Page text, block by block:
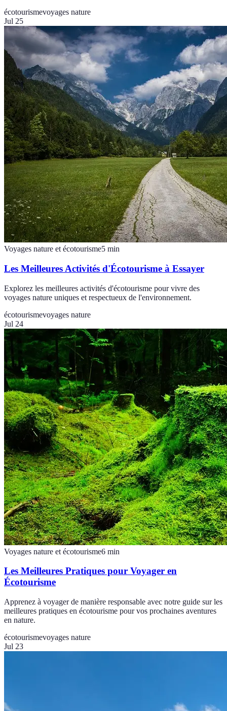
écotourismevoyages nature
Jul 25
Voyages nature et écotourisme5 min
Les Meilleures Activités d'Écotourisme à Essayer
Explorez les meilleures activités d'écotourisme pour vivre des
voyages nature uniques et respectueux de l'environnement.
écotourismevoyages nature
Jul 24
Voyages nature et écotourisme6 min
Les Meilleures Pratiques pour Voyager en
Écotourisme
Apprenez à voyager de manière responsable avec notre guide sur les
meilleures pratiques en écotourisme pour vos prochaines aventures
en nature.
écotourismevoyages nature
Jul 23